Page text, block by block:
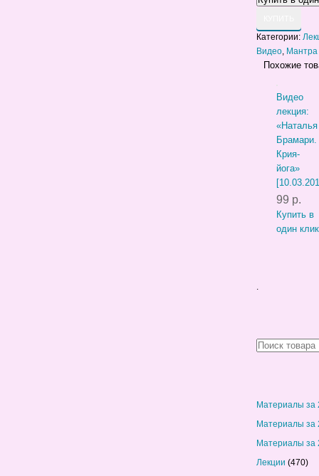
Категории:
Видео, Мантра
Похожие
Видео
лекция:
«Наталья
Брамари.
Крия-
йога»
99 р.
Купить в
один клик
.
Материалы за
Материалы за
Материалы за
Лекции (470)